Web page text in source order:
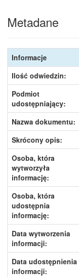
Metadane
Informacje
Ilość odwiedzin:
Podmiot
udostępniający:
Nazwa dokumentu:
Skrócony opis:
Osoba, która
wytworzyła
informację:
Osoba, która
udostępnia
informację:
Data wytworzenia
informacji:
Data udostępnienia
informacji: